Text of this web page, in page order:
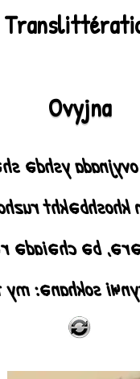
Ovyjna
ovyjnada
khoshbәkht
rәrә, bә
sokhanә: